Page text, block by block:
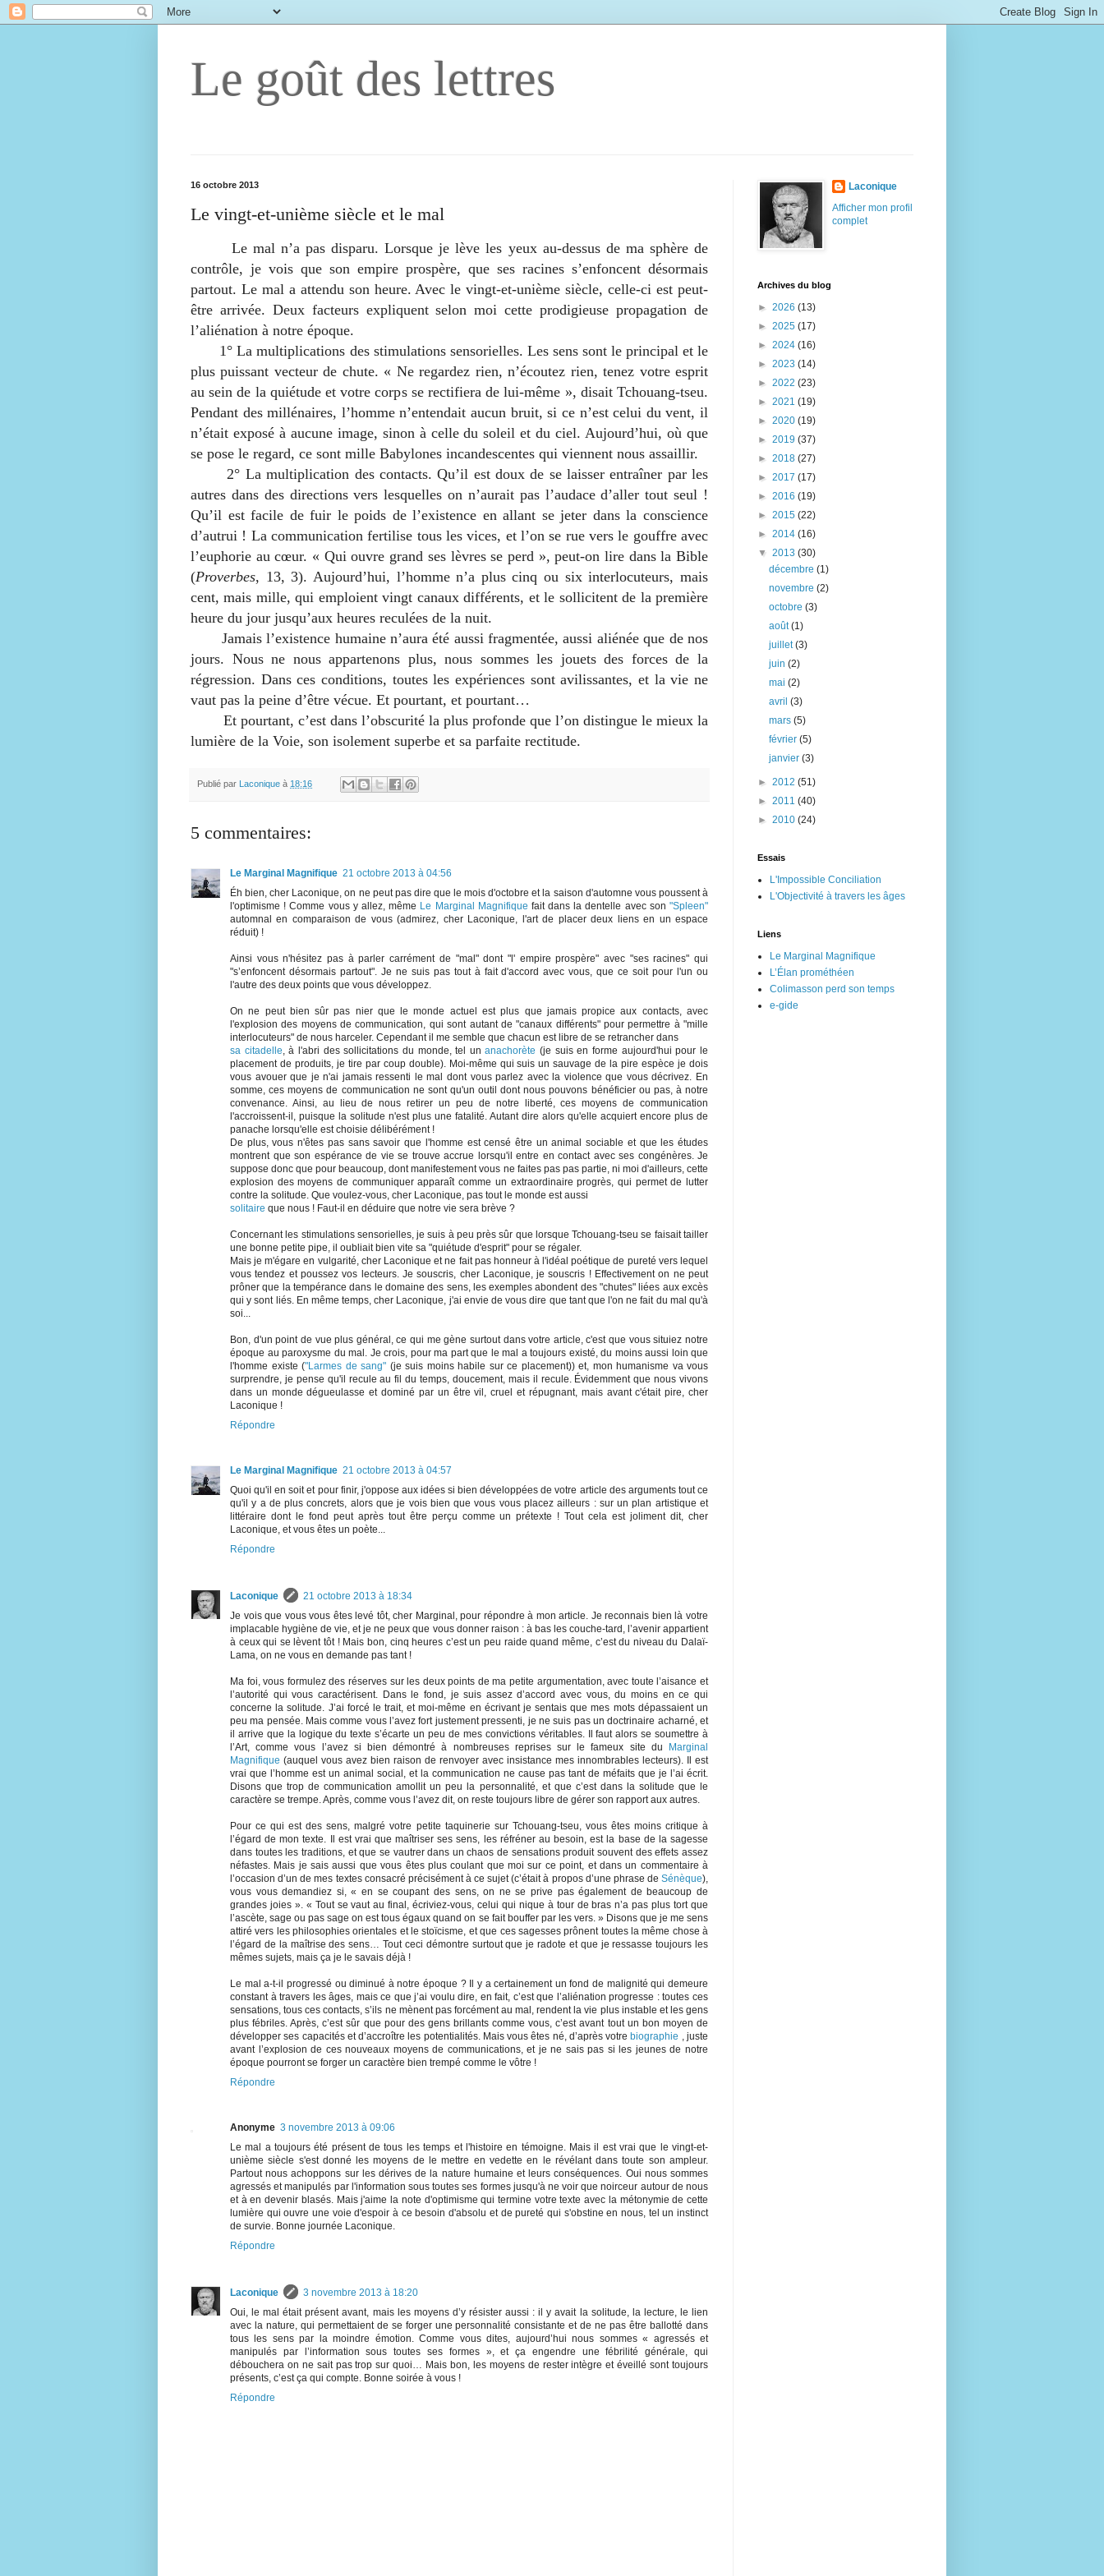
Le goût des lettres
16 octobre 2013
Le vingt-et-unième siècle et le mal
Le mal n’a pas disparu. Lorsque je lève les yeux au-dessus de ma sphère de
contrôle, je vois que son empire prospère, que ses racines s’enfoncent désormais
partout. Le mal a attendu son heure. Avec le vingt-et-unième siècle, celle-ci est peut-
être arrivée. Deux facteurs expliquent selon moi cette prodigieuse propagation de
l’aliénation à notre époque.
1° La multiplications des stimulations sensorielles. Les sens sont le principal et le
plus puissant vecteur de chute. « Ne regardez rien, n’écoutez rien, tenez votre esprit
au sein de la quiétude et votre corps se rectifiera de lui-même », disait Tchouang-tseu.
Pendant des millénaires, l’homme n’entendait aucun bruit, si ce n’est celui du vent, il
n’était exposé à aucune image, sinon à celle du soleil et du ciel. Aujourd’hui, où que
se pose le regard, ce sont mille Babylones incandescentes qui viennent nous assaillir.
2° La multiplication des contacts. Qu’il est doux de se laisser entraîner par les
autres dans des directions vers lesquelles on n’aurait pas l’audace d’aller tout seul !
Qu’il est facile de fuir le poids de l’existence en allant se jeter dans la conscience
d’autrui ! La communication fertilise tous les vices, et l’on se rue vers le gouffre avec
l’euphorie au cœur. « Qui ouvre grand ses lèvres se perd », peut-on lire dans la Bible
(Proverbes, 13, 3). Aujourd’hui, l’homme n’a plus cinq ou six interlocuteurs, mais
cent, mais mille, qui emploient vingt canaux différents, et le sollicitent de la première
heure du jour jusqu’aux heures reculées de la nuit.
Jamais l’existence humaine n’aura été aussi fragmentée, aussi aliénée que de nos
jours. Nous ne nous appartenons plus, nous sommes les jouets des forces de la
régression. Dans ces conditions, toutes les expériences sont avilissantes, et la vie ne
vaut pas la peine d’être vécue. Et pourtant, et pourtant…
Et pourtant, c’est dans l’obscurité la plus profonde que l’on distingue le mieux la
lumière de la Voie, son isolement superbe et sa parfaite rectitude.
Publié par Laconique à 18:16
5 commentaires:
Le Marginal Magnifique 21 octobre 2013 à 04:56
Éh bien, cher Laconique, on ne peut pas dire que le mois d'octobre et la saison d'automne vous poussent à
l'optimisme ! Comme vous y allez, même Le Marginal Magnifique fait dans la dentelle avec son "Spleen"
automnal en comparaison de vous (admirez, cher Laconique, l'art de placer deux liens en un espace
réduit) !
Ainsi vous n'hésitez pas à parler carrément de "mal" dont "l' empire prospère" avec "ses racines" qui
"s’enfoncent désormais partout". Je ne suis pas tout à fait d'accord avec vous, que ce soit pour l'un ou
l'autre des deux points que vous développez.
On ne peut bien sûr pas nier que le monde actuel est plus que jamais propice aux contacts, avec
l'explosion des moyens de communication, qui sont autant de "canaux différents" pour permettre à "mille
interlocuteurs" de nous harceler. Cependant il me semble que chacun est libre de se retrancher dans
sa citadelle, à l'abri des sollicitations du monde, tel unanachorète (je suis en forme aujourd'hui pour le
placement de produits, je tire par coup double). Moi-même qui suis un sauvage de la pire espèce je dois
vous avouer que je n'ai jamais ressenti le mal dont vous parlez avec la violence que vous décrivez. En
somme, ces moyens de communication ne sont qu'un outil dont nous pouvons bénéficier ou pas, à notre
convenance. Ainsi, au lieu de nous retirer un peu de notre liberté, ces moyens de communication
l'accroissent-il, puisque la solitude n'est plus une fatalité. Autant dire alors qu'elle acquiert encore plus de
panache lorsqu'elle est choisie délibérément !
De plus, vous n'êtes pas sans savoir que l'homme est censé être un animal sociable et que les études
montrent que son espérance de vie se trouve accrue lorsqu'il entre en contact avec ses congénères. Je
suppose donc que pour beaucoup, dont manifestement vous ne faites pas pas partie, ni moi d'ailleurs, cette
explosion des moyens de communiquer apparaît comme un extraordinaire progrès, qui permet de lutter
contre la solitude. Que voulez-vous, cher Laconique, pas tout le monde est aussi
solitaire que nous ! Faut-il en déduire que notre vie sera brève ?
Concernant les stimulations sensorielles, je suis à peu près sûr que lorsque Tchouang-tseu se faisait tailler
une bonne petite pipe, il oubliait bien vite sa "quiétude d'esprit" pour se régaler.
Mais je m'égare en vulgarité, cher Laconique et ne fait pas honneur à l'idéal poétique de pureté vers lequel
vous tendez et poussez vos lecteurs. Je souscris, cher Laconique, je souscris ! Effectivement on ne peut
prôner que la tempérance dans le domaine des sens, les exemples abondent des "chutes" liées aux excès
qui y sont liés. En même temps, cher Laconique, j'ai envie de vous dire que tant que l'on ne fait du mal qu'à
soi...
Bon, d'un point de vue plus général, ce qui me gène surtout dans votre article, c'est que vous situiez notre
époque au paroxysme du mal. Je crois, pour ma part que le mal a toujours existé, du moins aussi loin que
l'homme existe ("Larmes de sang" (je suis moins habile sur ce placement)) et, mon humanisme va vous
surprendre, je pense qu'il recule au fil du temps, doucement, mais il recule. Évidemment que nous vivons
dans un monde dégueulasse et dominé par un être vil, cruel et répugnant, mais avant c'était pire, cher
Laconique !
Répondre
Le Marginal Magnifique 21 octobre 2013 à 04:57
Quoi qu'il en soit et pour finir, j'oppose aux idées si bien développées de votre article des arguments tout ce
qu'il y a de plus concrets, alors que je vois bien que vous vous placez ailleurs : sur un plan artistique et
littéraire dont le fond peut après tout être perçu comme un prétexte ! Tout cela est joliment dit, cher
Laconique, et vous êtes un poète...
Répondre
Laconique
21 octobre 2013 à 18:34
Je vois que vous vous êtes levé tôt, cher Marginal, pour répondre à mon article. Je reconnais bien là votre
implacable hygiène de vie, et je ne peux que vous donner raison : à bas les couche-tard, l’avenir appartient
à ceux qui se lèvent tôt ! Mais bon, cinq heures c’est un peu raide quand même, c’est du niveau du Dalaï-
Lama, on ne vous en demande pas tant !
Ma foi, vous formulez des réserves sur les deux points de ma petite argumentation, avec toute l’aisance et
l’autorité qui vous caractérisent. Dans le fond, je suis assez d’accord avec vous, du moins en ce qui
concerne la solitude. J’ai forcé le trait, et moi-même en écrivant je sentais que mes mots dépassaient un
peu ma pensée. Mais comme vous l’avez fort justement pressenti, je ne suis pas un doctrinaire acharné, et
il arrive que la logique du texte s’écarte un peu de mes convictions véritables. Il faut alors se soumettre à
l’Art, comme vous l’avez si bien démontré à nombreuses reprises sur le fameux site du
Marginal
Magnifique (auquel vous avez bien raison de renvoyer avec insistance mes innombrables lecteurs). Il est
vrai que l’homme est un animal social, et la communication ne cause pas tant de méfaits que je l’ai écrit.
Disons que trop de communication amollit un peu la personnalité, et que c’est dans la solitude que le
caractère se trempe. Après, comme vous l’avez dit, on reste toujours libre de gérer son rapport aux autres.
Pour ce qui est des sens, malgré votre petite taquinerie sur Tchouang-tseu, vous êtes moins critique à
l’égard de mon texte. Il est vrai que maîtriser ses sens, les réfréner au besoin, est la base de la sagesse
dans toutes les traditions, et que se vautrer dans un chaos de sensations produit souvent des effets assez
néfastes. Mais je sais aussi que vous êtes plus coulant que moi sur ce point, et dans un commentaire à
l’occasion d’un de mes textes consacré précisément à ce sujet (c’était à propos d’une phrase de Sénèque),
vous vous demandiez si, « en se coupant des sens, on ne se prive pas également de beaucoup de
grandes joies ». « Tout se vaut au final, écriviez-vous, celui qui nique à tour de bras n’a pas plus tort que
l’ascète, sage ou pas sage on est tous égaux quand on se fait bouffer par les vers. » Disons que je me sens
attiré vers les philosophies orientales et le stoïcisme, et que ces sagesses prônent toutes la même chose à
l’égard de la maîtrise des sens… Tout ceci démontre surtout que je radote et que je ressasse toujours les
mêmes sujets, mais ça je le savais déjà !
Le mal a-t-il progressé ou diminué à notre époque ? Il y a certainement un fond de malignité qui demeure
constant à travers les âges, mais ce que j’ai voulu dire, en fait, c’est que l’aliénation progresse : toutes ces
sensations, tous ces contacts, s’ils ne mènent pas forcément au mal, rendent la vie plus instable et les gens
plus fébriles. Après, c’est sûr que pour des gens brillants comme vous, c’est avant tout un bon moyen de
développer ses capacités et d’accroître les potentialités. Mais vous êtes né, d’après votre biographie , juste
avant l’explosion de ces nouveaux moyens de communications, et je ne sais pas si les jeunes de notre
époque pourront se forger un caractère bien trempé comme le vôtre !
Répondre
Anonyme 3 novembre 2013 à 09:06
Le mal a toujours été présent de tous les temps et l'histoire en témoigne. Mais il est vrai que le vingt-et-
unième siècle s'est donné les moyens de le mettre en vedette en le révélant dans toute son ampleur.
Partout nous achoppons sur les dérives de la nature humaine et leurs conséquences. Oui nous sommes
agressés et manipulés par l'information sous toutes ses formes jusqu'à ne voir que noirceur autour de nous
et à en devenir blasés. Mais j'aime la note d'optimisme qui termine votre texte avec la métonymie de cette
lumière qui ouvre une voie d'espoir à ce besoin d'absolu et de pureté qui s'obstine en nous, tel un instinct
de survie. Bonne journée Laconique.
Répondre
Laconique
3 novembre 2013 à 18:20
Oui, le mal était présent avant, mais les moyens d’y résister aussi : il y avait la solitude, la lecture, le lien
avec la nature, qui permettaient de se forger une personnalité consistante et de ne pas être ballotté dans
tous les sens par la moindre émotion. Comme vous dites, aujourd’hui nous sommes « agressés et
manipulés par l’information sous toutes ses formes », et ça engendre une fébrilité générale, qui
débouchera on ne sait pas trop sur quoi… Mais bon, les moyens de rester intègre et éveillé sont toujours
présents, c’est ça qui compte. Bonne soirée à vous !
Répondre
Laconique
Afficher mon profil
complet
Archives du blog
► 2026 (13)
► 2025 (17)
► 2024 (16)
► 2023 (14)
► 2022 (23)
► 2021 (19)
► 2020 (19)
► 2019 (37)
► 2018 (27)
► 2017 (17)
► 2016 (19)
► 2015 (22)
► 2014 (16)
▼ 2013 (30)
décembre(1)
novembre(2)
octobre(3)
août(1)
juillet(3)
juin(2)
mai(2)
avril(3)
mars(5)
février(5)
janvier(3)
► 2012 (51)
► 2011 (40)
► 2010 (24)
Essais
L'Impossible Conciliation
L'Objectivité à travers les âges
Liens
Le Marginal Magnifique
L’Élan prométhéen
Colimasson perd son temps
e-gide